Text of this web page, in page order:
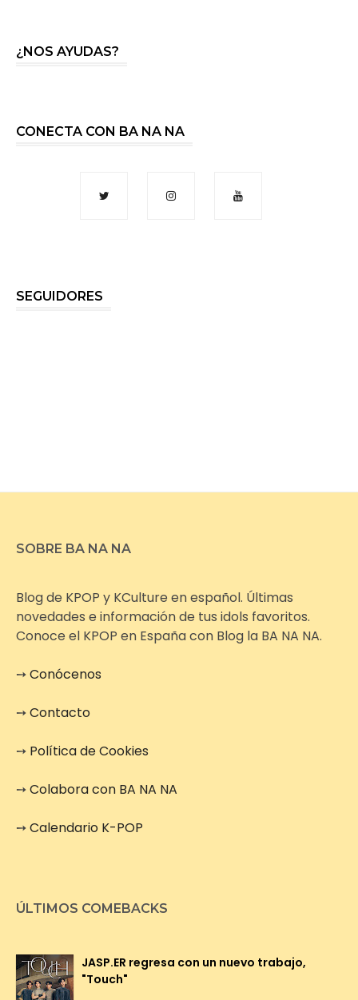
¿NOS AYUDAS?
CONECTA CON BA NA NA
SEGUIDORES
SOBRE BA NA NA
Blog de KPOP y KCulture en español. Últimas
novedades e información de tus idols favoritos.
Conoce el KPOP en España con Blog la BA NA NA.
➙Conócenos
➙Contacto
➙ Política de Cookies
➙Colabora con BA NA NA
➙Calendario K-POP
ÚLTIMOS COMEBACKS
JASP.ER regresa con un nuevo trabajo,
"Touch"